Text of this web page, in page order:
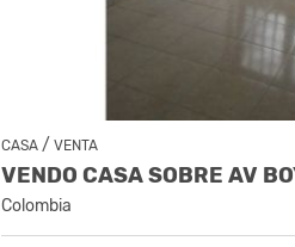
CASA / VENTA
Colombia